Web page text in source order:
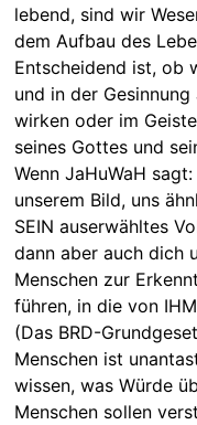
lebend, sind wir
dem Aufbau des
Entscheidend ist, ob
und in der
wirken oder im
seines Gottes und
Wenn JaHuWaH
unserem Bild, uns
SEIN auserwähltes
dann aber auch dich
Menschen zur
führen, in die von
(Das BRD-
Menschen ist
wissen, was Würde
Menschen sollen